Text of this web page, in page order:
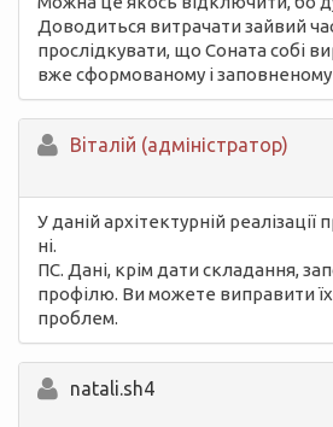
Доводиться витрачати зайвий
прослідкувати, що Соната собі
вже сформованому і заповненому
Вiталій (адміністратор)
У даній архітектурній
ні.
ПС. Дані, крім дати складання,
профілю. Ви можете виправити їх
проблем.
natali.sh4